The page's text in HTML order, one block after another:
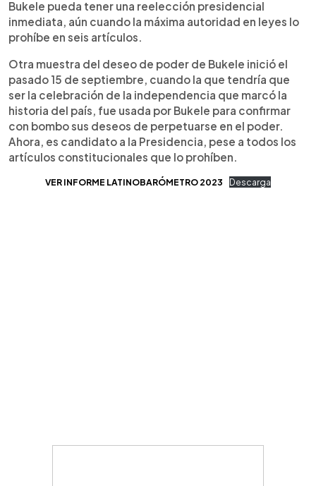
Bukele pueda tener una reelección presidencial
inmediata, aún cuando la máxima autoridad en leyes lo
prohíbe en seis artículos.
Otra muestra del deseo de poder de Bukele inició el
pasado 15 de septiembre, cuando la que tendría que
ser la celebración de la independencia que marcó la
historia del país, fue usada por Bukele para confirmar
con bombo sus deseos de perpetuarse en el poder.
Ahora, es candidato a la Presidencia, pese a todos los
artículos constitucionales que lo prohíben.
VER INFORME LATINOBARÓMETRO 2023 Descarga